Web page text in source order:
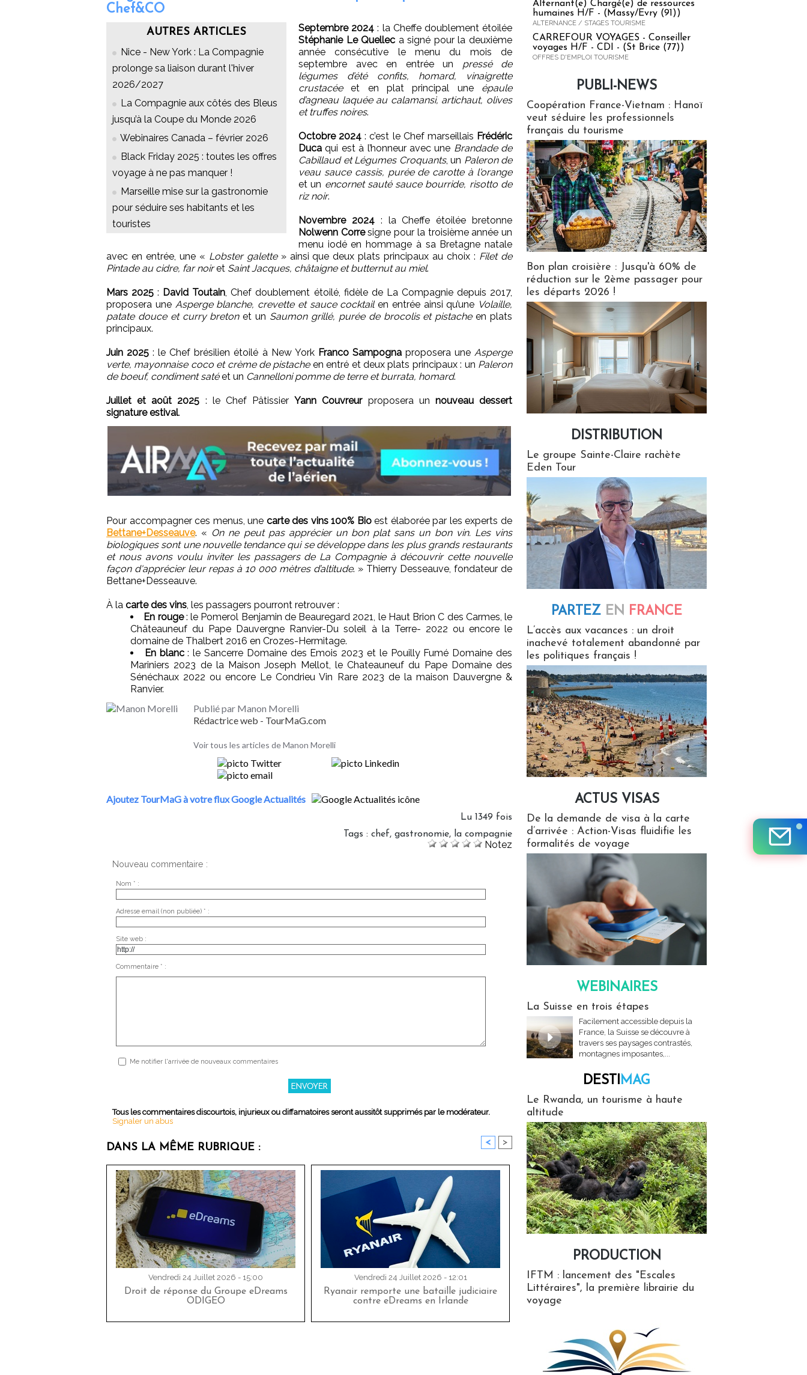
Chef&CO
AUTRES ARTICLES
Nice - New York : La Compagnie
prolonge sa liaison durant l'hiver
2026/2027
La Compagnie aux côtés des Bleus
jusqu’à la Coupe du Monde 2026
Webinaires Canada – février 2026
Black Friday 2025 : toutes les offres
voyage à ne pas manquer !
Marseille mise sur la gastronomie
pour séduire ses habitants et les
touristes
Septembre 2024 : la Cheffe doublement étoilée
Stéphanie Le Quellec a signé pour la deuxième
année consécutive le menu du mois de
septembre avec en entrée un pressé de
légumes d’été confits, homard, vinaigrette
crustacéeet en plat principal une épaule
d’agneau laquée au calamansi, artichaut, olives
et truffes noires.
Octobre 2024 : c’est le Chef marseillais Frédéric
Ducaqui est à l’honneur avec une Brandade de
Cabillaud et Légumes Croquants, un Paleron de
veau sauce cassis, purée de carotte à l'orange
et un encornet sauté sauce bourride, risotto de
riz noir.
Novembre 2024: la Cheffe étoilée bretonne
Nolwenn Corresigne pour la troisième année un
menu iodé en hommage à sa Bretagne natale
avec en entrée, une « Lobster galette» ainsi que deux plats principaux au choix : Filet de
Pintade au cidre, far noiret Saint Jacques, châtaigne et butternut au miel.
Mars 2025 : David Toutain, Chef doublement étoilé, fidèle de La Compagnie depuis 2017,
proposera une Asperge blanche, crevette et sauce cocktailen entrée ainsi qu’une Volaille,
patate douce et curry bretonet un Saumon grillé, purée de brocolis et pistacheen plats
principaux.
Juin 2025 : le Chef brésilien étoilé à New York Franco Sampognaproposera uneAsperge
verte, mayonnaise coco et crème de pistacheen entré et deux plats principaux : un Paleron
de boeuf, condiment satéet un Cannelloni pomme de terre et burrata, homard.
Juillet et août 2025 : le Chef PâtissierYann Couvreurproposera un nouveau dessert
signature estival.
Pour accompagner ces menus, une carte des vins 100% Bioest élaborée par les experts de
Bettane+Desseauve. « On ne peut pas apprécier un bon plat sans un bon vin. Les vins
biologiques sont une nouvelle tendance qui se développe dans les plus grands restaurants
et nous avons voulu inviter les passagers de La Compagnie à découvrir cette nouvelle
façon d'apprécier leur repas à 10 000 mètres d’altitude. » Thierry Desseauve, fondateur de
Bettane+Desseauve.
À la carte des vins , les passagers pourront retrouver :
En rouge: le Pomerol Benjamin de Beauregard 2021, le Haut Brion C des Carmes, le
Châteauneuf du Pape Dauvergne Ranvier-Du soleil à la Terre- 2022 ou encore le
domaine de Thalbert 2016 en Crozes-Hermitage.
En blanc: le Sancerre Domaine des Emois 2023 et le Pouilly Fumé Domaine des
Mariniers 2023 de la Maison Joseph Mellot, le Chateauneuf du Pape Domaine des
Sénéchaux 2022 ou encore Le Condrieu Vin Rare 2023 de la maison Dauvergne &
Ranvier.
Publié par Manon Morelli
Rédactrice web - TourMaG.com
Voir tous les articles de Manon Morelli
Ajoutez TourMaG à votre flux Google Actualités
Lu 1349 fois
Tags : chef, gastronomie, la compagnie
Notez
Nouveau commentaire :
Nom * :
Adresse email (non publiée) * :
Site web :
Commentaire * :
Me notifier l'arrivée de nouveaux commentaires
Tous les commentaires discourtois, injurieux ou diffamatoires seront aussitôt supprimés par le modérateur.
Signaler un abus
DANS LA MÊME RUBRIQUE : < >
Vendredi 24 Juillet 2026 - 15:00
Droit de réponse du Groupe eDreams
ODIGEO
Vendredi 24 Juillet 2026 - 12:01
Ryanair remporte une bataille judiciaire
contre eDreams en Irlande
Alternant(e) Chargé(e) de ressources
humaines H/F - (Massy/Evry (91))
ALTERNANCE / STAGES TOURISME
CARREFOUR VOYAGES - Conseiller
voyages H/F - CDI - (St Brice (77))
OFFRES D'EMPLOI TOURISME
PUBLI-NEWS
Coopération France-Vietnam : Hanoï
veut séduire les professionnels
français du tourisme
Bon plan croisière : Jusqu'à 60% de
réduction sur le 2ème passager pour
les départs 2026 !
DISTRIBUTION
Le groupe Sainte-Claire rachète
Eden Tour
PARTEZ EN FRANCE
L’accès aux vacances : un droit
inachevé totalement abandonné par
les politiques français !
ACTUS VISAS
De la demande de visa à la carte
d’arrivée : Action-Visas fluidifie les
formalités de voyage
WEBINAIRES
La Suisse en trois étapes
Facilement accessible depuis la
France, la Suisse se découvre à
travers ses paysages contrastés,
montagnes imposantes,...
DESTIMAG
Le Rwanda, un tourisme à haute
altitude
PRODUCTION
IFTM : lancement des "Escales
Littéraires", la première librairie du
voyage